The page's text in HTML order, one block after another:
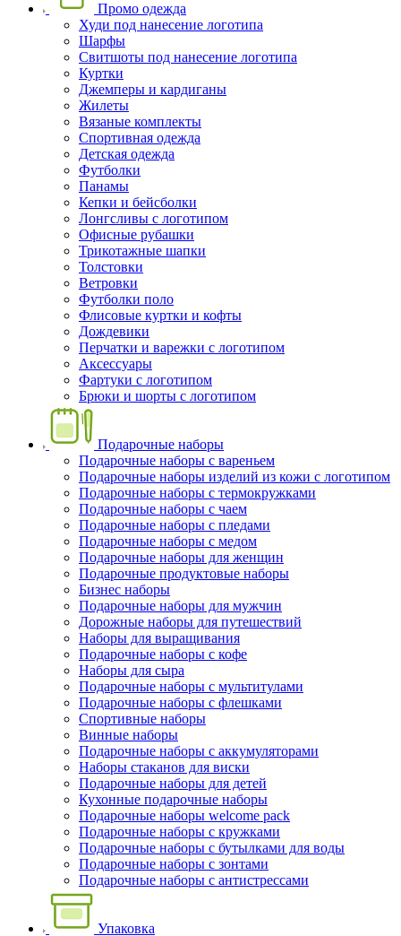
Промо одежда
Худи под нанесение логотипа
Шарфы
Свитшоты под нанесение логотипа
Куртки
Джемперы и кардиганы
Жилеты
Вязаные комплекты
Спортивная одежда
Детская одежда
Футболки
Панамы
Кепки и бейсболки
Лонгсливы с логотипом
Офисные рубашки
Трикотажные шапки
Толстовки
Ветровки
Футболки поло
Флисовые куртки и кофты
Дождевики
Перчатки и варежки с логотипом
Аксессуары
Фартуки с логотипом
Брюки и шорты с логотипом
Подарочные наборы
Подарочные наборы с вареньем
Подарочные наборы изделий из кожи с логотипом
Подарочные наборы с термокружками
Подарочные наборы с чаем
Подарочные наборы с пледами
Подарочные наборы с медом
Подарочные наборы для женщин
Подарочные продуктовые наборы
Бизнес наборы
Подарочные наборы для мужчин
Дорожные наборы для путешествий
Наборы для выращивания
Подарочные наборы с кофе
Наборы для сыра
Подарочные наборы с мультитулами
Подарочные наборы с флешками
Спортивные наборы
Винные наборы
Подарочные наборы с аккумуляторами
Наборы стаканов для виски
Подарочные наборы для детей
Кухонные подарочные наборы
Подарочные наборы welcome pack
Подарочные наборы с кружками
Подарочные наборы с бутылками для воды
Подарочные наборы с зонтами
Подарочные наборы с антистрессами
Упаковка